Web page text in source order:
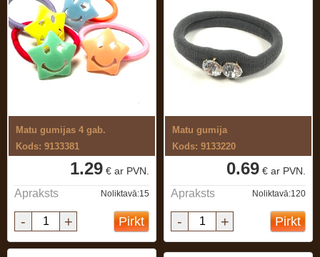
Matu gumijas 4 gab.
Kods: 9133381
1.29 € ar PVN.
Apraksts Noliktavā:15
- + Pirkt
Matu gumija
Kods: 9133220
0.69 € ar PVN.
Apraksts Noliktavā:120
- + Pirkt